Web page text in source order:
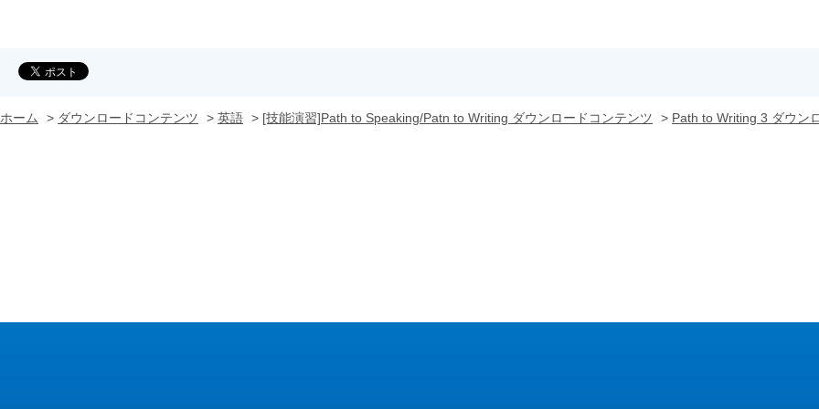
ホーム > ダウンロードコンテンツ > 英語 > [技能演習]Path to Speaking/Patn to Writing ダウンロードコンテンツ > Path to Writing 3 ダウン